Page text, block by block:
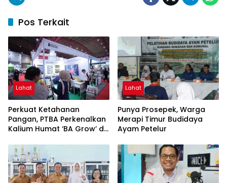
Pos Terkait
Lahat
Perkuat Ketahanan
Pangan, PTBA Perkenalkan
Kalium Humat ‘BA Grow’ di
Lahat
Punya Prosepek, Warga
Merapi Timur Budidaya
Ayam Petelur